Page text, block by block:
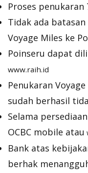
Proses penukaran
Tidak ada
Voyage Miles ke
Poinseru dapat
www.raih.id
Penukaran
sudah berhasil
Selama
OCBC mobile atau
Bank atas
berhak